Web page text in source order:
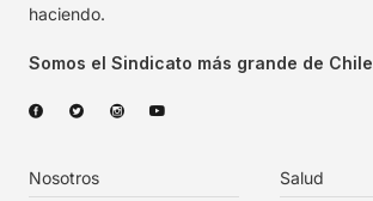
haciendo.
Somos el Sindicato más grande de Chile
Nosotros Salud